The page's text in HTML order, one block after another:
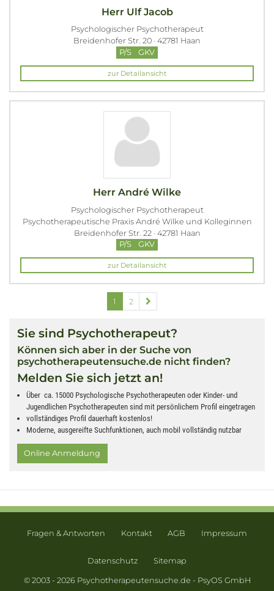
Herr Ulf Jacob
Psychologischer Psychotherapeut
Breidenhofer Str. 20 · 42781 Haan
P/S
GKV
zur Detailansicht
Herr André Wilke
Psychologischer Psychotherapeut
Psychotherapeutische Praxis André Wilke und Kolleginnen
Breidenhofer Str. 22 · 42781 Haan
P/S
GKV
zur Detailansicht
1 2
Sie sind Psychotherapeut?
Können sich aber in der Suche von
psychotherapeutensuche.de nicht finden?
Melden Sie sich jetzt an!
Über ca. 15000 Psychologische Psychotherapeuten oder Kinder- und
Jugendlichen Psychotherapeuten sind mit persönlichem Profil eingetragen
vollständiges Profil dauerhaft kostenlos!
Moderne, ausgereifte Suchfunktionen, auch mobil vollständig nutzbar
Online Anmeldung
Fragen & Antworten Kontakt AGB Impressum
Datenschutz Sitemap
© 2003 - 2026 Psychotherapeutensuche.de - PsyOS GmbH